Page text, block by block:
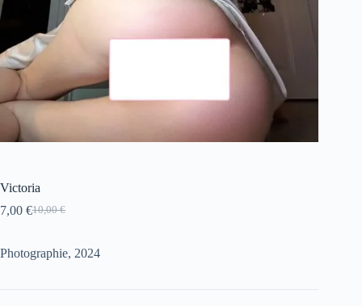
Victoria
10,00€
Le
était :
7,00 €Le
est :
Photographie, 2024